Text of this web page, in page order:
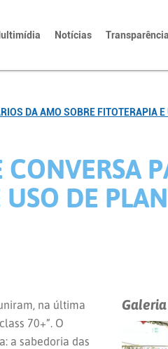
Notícias Transparência
DA AMO SOBRE FITOTERAPIA
DE
Galeria
na última
70+”. O
a sabedoria das